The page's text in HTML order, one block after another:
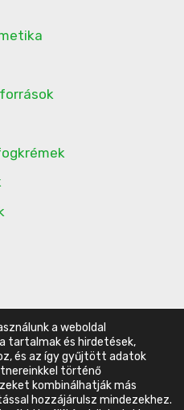
Klub |ÁSZF|Adatvédelmi
a weboldal
tartalmak és hirdetések,
és az így gyűjtött adatok
történő
kombinálhatják más
hozzájárulsz mindezekhez.